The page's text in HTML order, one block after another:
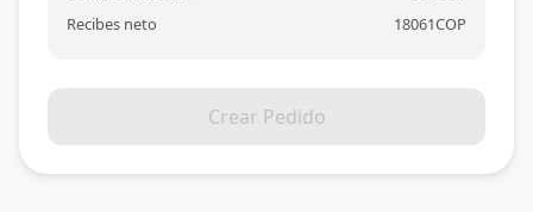
Recibes neto
18061COP
Crear Pedido